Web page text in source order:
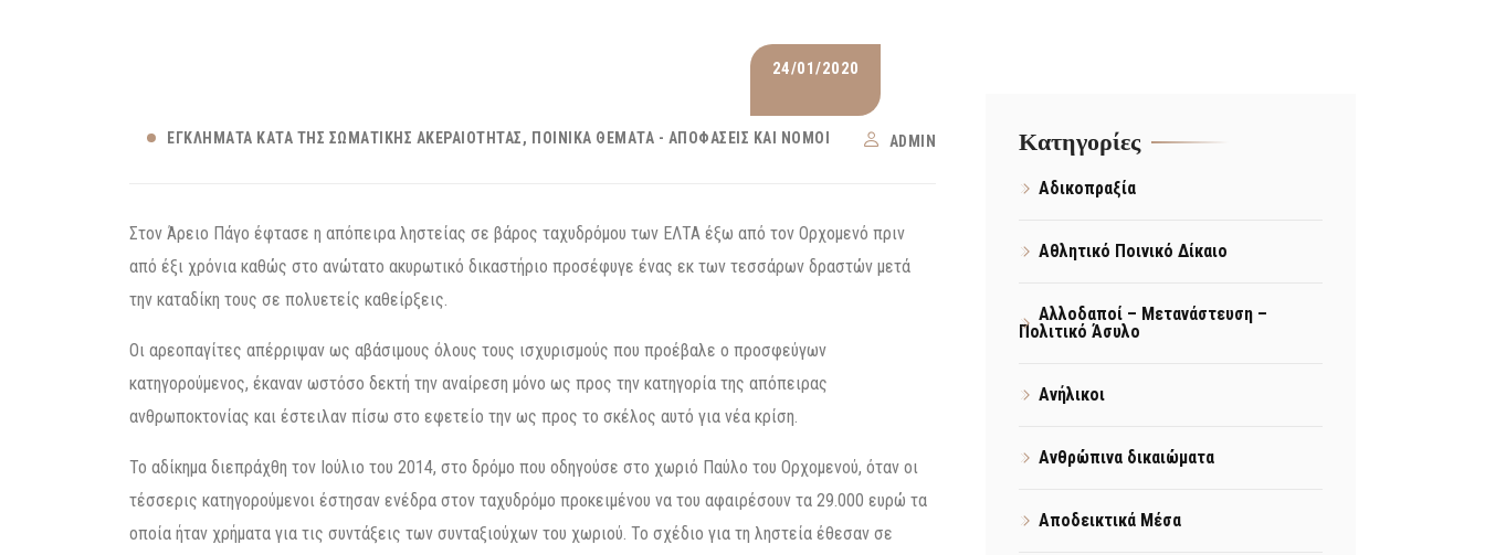
24/01/2020
ΕΓΚΛΉΜΑΤΑ ΚΑΤΆ ΤΗΣ ΣΩΜΑΤΙΚΉΣ ΑΚΕΡΑΙΌΤΗΤΑΣ ΠΟΙΝΙΚΆ ΘΈΜΑΤΑ - ΑΠΟΦΆΣΕΙΣ ΚΑΙ ΝΌΜΟΙ ADMIN
Στον Άρειο Πάγο έφτασε η απόπειρα ληστείας σε βάρος ταχυδρόμου των ΕΛΤΑ έξω από τον Ορχομενό πριν
από έξι χρόνια καθώς στο ανώτατο ακυρωτικό δικαστήριο προσέφυγε ένας εκ των τεσσάρων δραστών μετά
την καταδίκη τους σε πολυετείς καθείρξεις.
Οι αρεοπαγίτες απέρριψαν ως αβάσιμους όλους τους ισχυρισμούς που προέβαλε ο προσφεύγων
κατηγορούμενος, έκαναν ωστόσο δεκτή την αναίρεση μόνο ως προς την κατηγορία της απόπειρας
ανθρωποκτονίας και έστειλαν πίσω στο εφετείο την ως προς το σκέλος αυτό για νέα κρίση.
Το αδίκημα διεπράχθη τον Ιούλιο του 2014, στο δρόμο που οδηγούσε στο χωριό Παύλο του Ορχομενού, όταν οι
τέσσερις κατηγορούμενοι έστησαν ενέδρα στον ταχυδρόμο προκειμένου να του αφαιρέσουν τα 29.000 ευρώ τα
οποία ήταν χρήματα για τις συντάξεις των συνταξιούχων του χωριού. Το σχέδιο για τη ληστεία έθεσαν σε
Kατηγορίες
Αδικοπραξία
Αθλητικό Ποινικό Δίκαιο
Αλλοδαποί – Μετανάστευση –
Πολιτικό Άσυλο
Ανήλικοι
Ανθρώπινα δικαιώματα
Αποδεικτικά Μέσα